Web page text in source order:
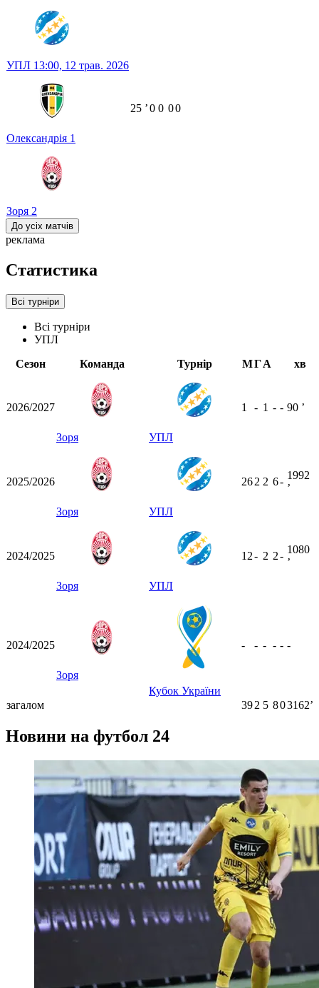
УПЛ 13:00, 12 трав. 2026
Олександрія 1
Зоря 2
25 ʼ0 0 00
До усіх матчів
реклама
Статистика
Всі турніри
Всі турніри
УПЛ
Сезон
Команда Турнір МГА хв
2026/2027
Зоря УПЛ
1 - 1 - - 90 ʼ
2025/2026
Зоря УПЛ
262 2 6-
1992
ʼ
2024/2025
Зоря УПЛ
12- 2 2-
1080
ʼ
2024/2025
Зоря
Кубок України
- - - - - -
загалом 392 5 803162ʼ
Новини на футбол 24